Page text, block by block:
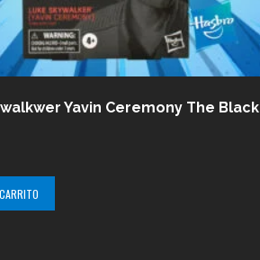
Yavin Ceremony The Black